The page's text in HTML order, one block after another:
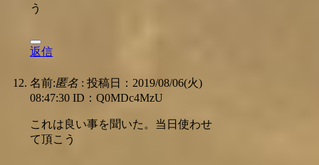
う
返信
名前:匿名 : 投稿日：2019/08/06(火)
08:47:30 ID：Q0MDc4MzU
これは良い事を聞いた。当日使わせ
て頂こう